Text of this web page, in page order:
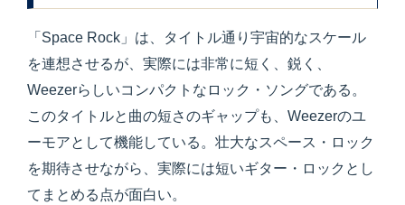
「Space Rock」は、タイトル通り宇宙的なスケール
を連想させるが、実際には非常に短く、鋭く、
Weezerらしいコンパクトなロック・ソングである。
このタイトルと曲の短さのギャップも、Weezerのユ
ーモアとして機能している。壮大なスペース・ロック
を期待させながら、実際には短いギター・ロックとし
てまとめる点が面白い。